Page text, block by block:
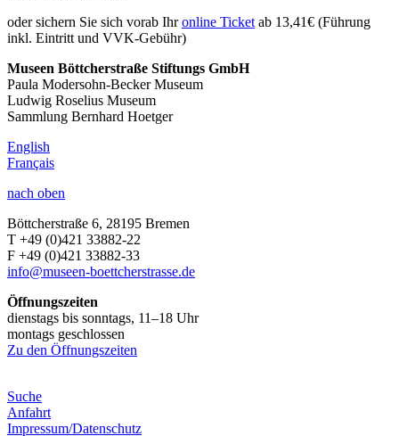
oder sichern Sie sich vorab Ihronline Ticket ab 13,41€ (Führung
inkl. Eintritt und VVK-Gebühr)
Museen Böttcherstraße Stiftungs GmbH
Paula Modersohn-Becker Museum
Ludwig Roselius Museum
Sammlung Bernhard Hoetger
English
Français
nach oben
Böttcherstraße 6, 28195 Bremen
T +49 (0)421 33882-22
F +49 (0)421 33882-33
info@museen-boettcherstrasse.de
Öffnungszeiten
dienstags bis sonntags, 11–18 Uhr
montags geschlossen
Zu den Öffnungszeiten
Suche
Anfahrt
Impressum/Datenschutz